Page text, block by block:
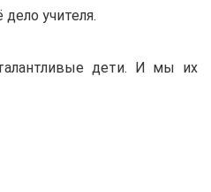
учителя.
дети. И мы их